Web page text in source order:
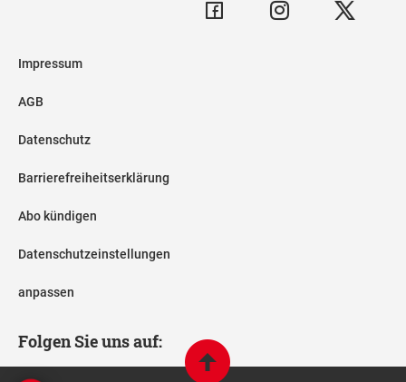
Impressum
AGB
Datenschutz
Barrierefreiheitserklärung
Abo kündigen
Datenschutzeinstellungen
anpassen
Folgen Sie uns auf: